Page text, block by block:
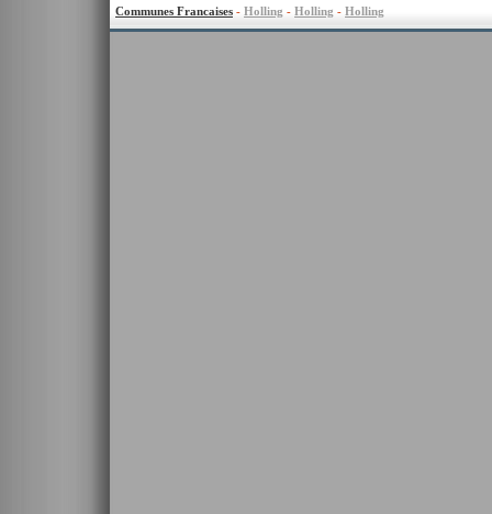
Communes Francaises - Holling - Holling - Holling